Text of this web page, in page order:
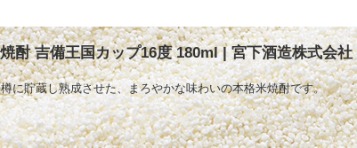
酎 吉備王国カップ16度 180ml | 宮下酒造株式会社
に貯蔵し熟成させた、まろやかな味わいの本格米焼酎です。